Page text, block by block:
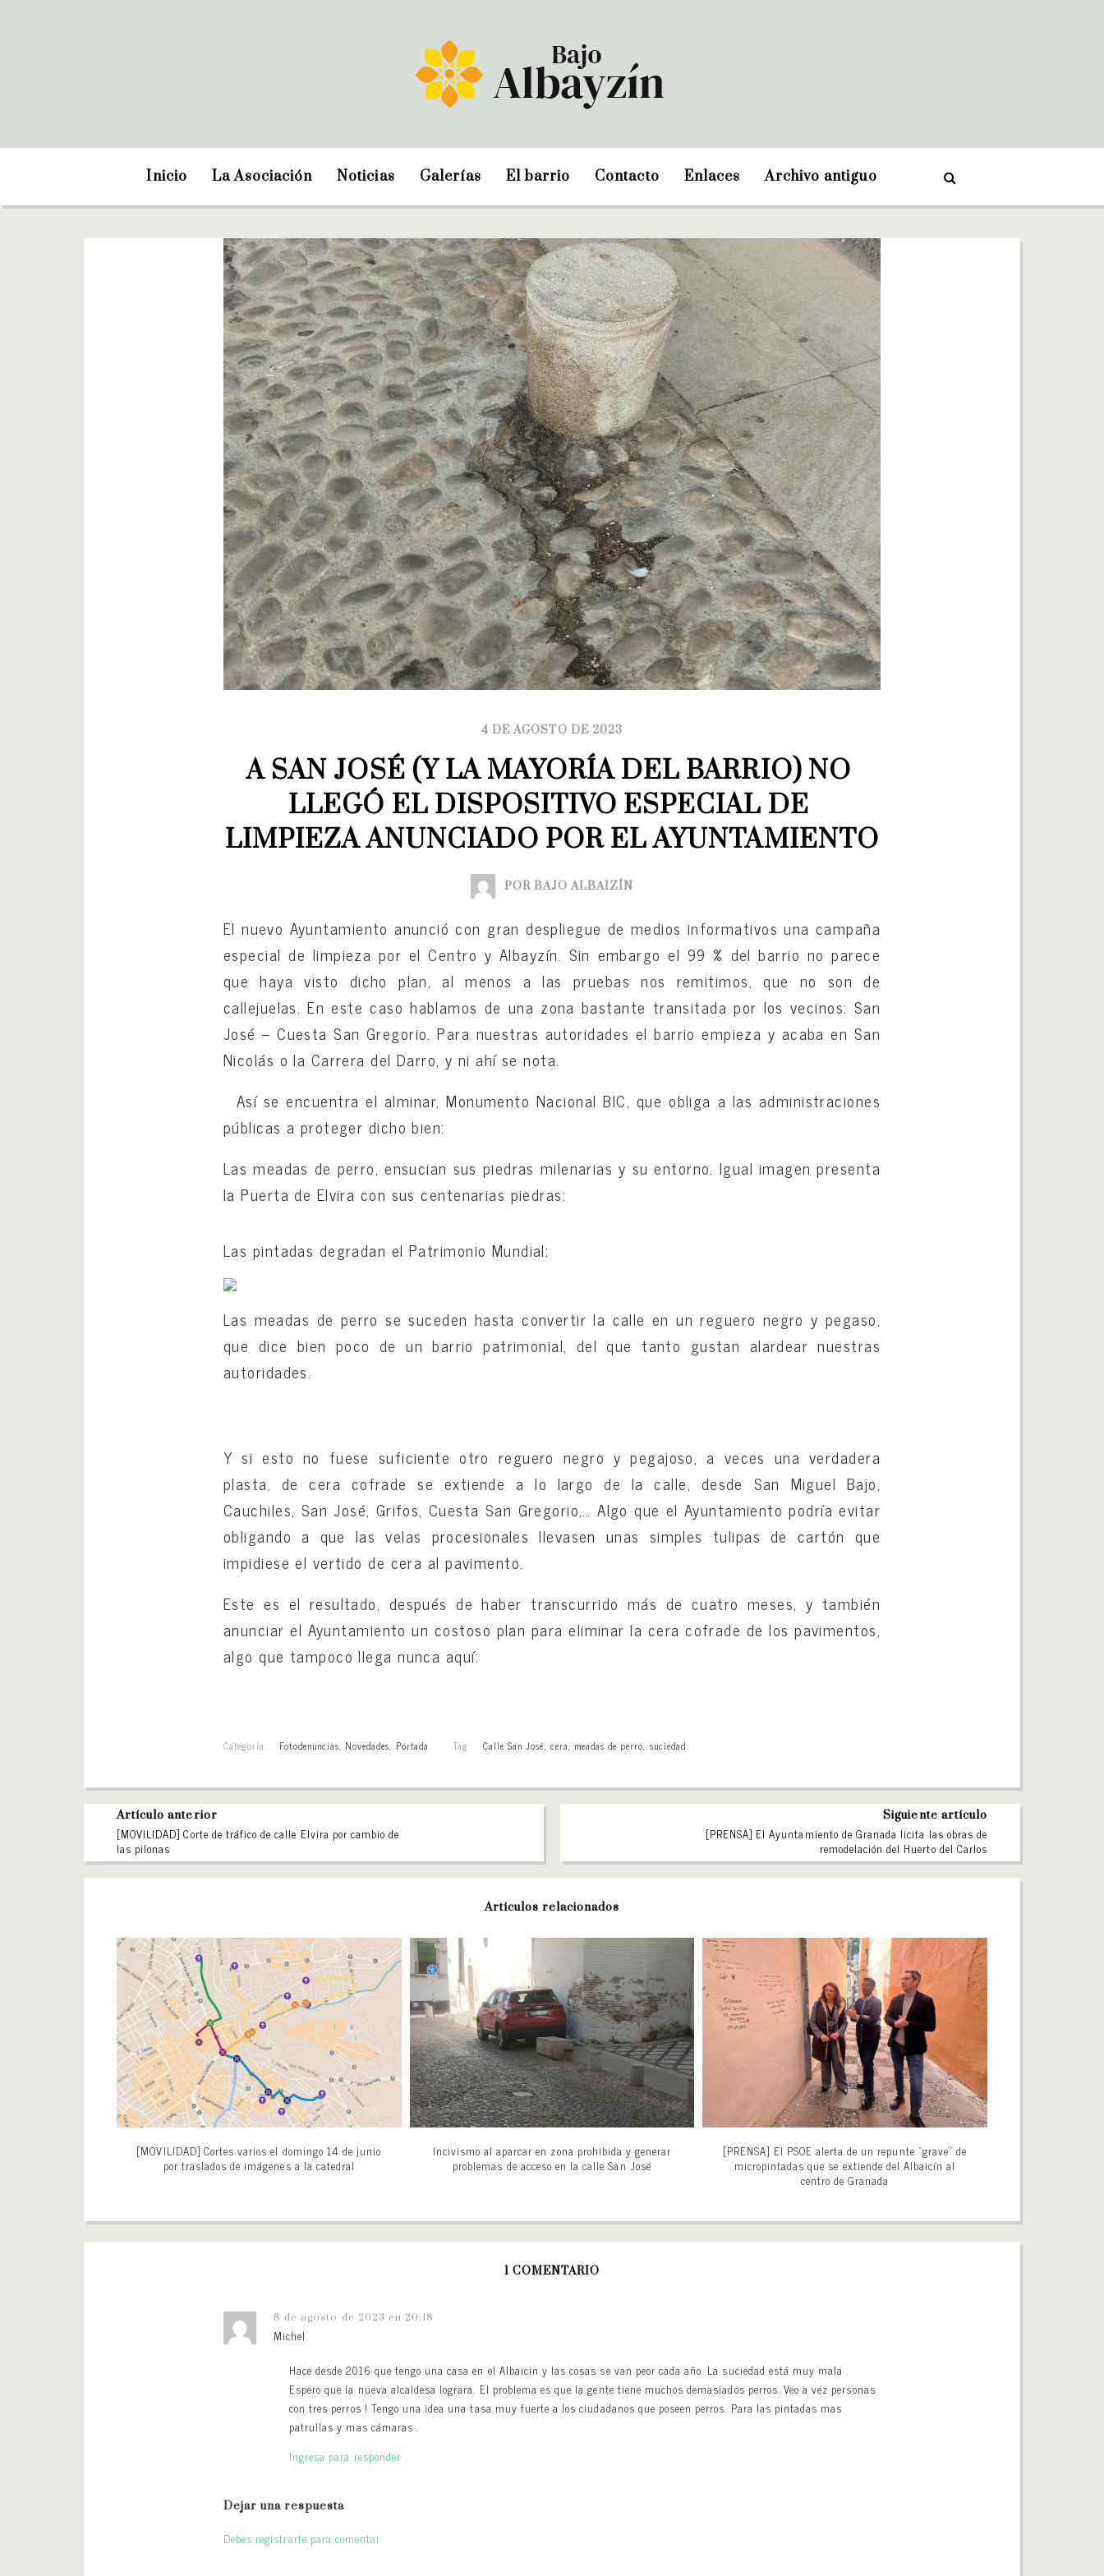
Inicio La Asociación Noticias Galerías El barrio Contacto Enlaces Archivo antiguo
4 DE AGOSTO DE 2023
A SAN JOSÉ (Y LA MAYORÍA DEL BARRIO) NO
LLEGÓ EL DISPOSITIVO ESPECIAL DE
LIMPIEZA ANUNCIADO POR EL AYUNTAMIENTO
POR BAJO ALBAIZÍN
El nuevo Ayuntamiento anunció con gran despliegue de medios informativos una campaña
especial de limpieza por el Centro y Albayzín. Sin embargo el 99 % del barrio no parece
que haya visto dicho plan, al menos a las pruebas nos remitimos, que no son de
callejuelas. En este caso hablamos de una zona bastante transitada por los vecinos: San
José – Cuesta San Gregorio. Para nuestras autoridades el barrio empieza y acaba en San
Nicolás o la Carrera del Darro, y ni ahí se nota.
Así se encuentra el alminar, Monumento Nacional BIC, que obliga a las administraciones
públicas a proteger dicho bien:
Las meadas de perro, ensucian sus piedras milenarias y su entorno. Igual imagen presenta
la Puerta de Elvira con sus centenarias piedras:
Las pintadas degradan el Patrimonio Mundial:
Las meadas de perro se suceden hasta convertir la calle en un reguero negro y pegaso,
que dice bien poco de un barrio patrimonial, del que tanto gustan alardear nuestras
autoridades.
Y si esto no fuese suficiente otro reguero negro y pegajoso, a veces una verdadera
plasta, de cera cofrade se extiende a lo largo de la calle, desde San Miguel Bajo,
Cauchiles, San José, Grifos, Cuesta San Gregorio,… Algo que el Ayuntamiento podría evitar
obligando a que las velas procesionales llevasen unas simples tulipas de cartón que
impidiese el vertido de cera al pavimento.
Este es el resultado, después de haber transcurrido más de cuatro meses, y también
anunciar el Ayuntamiento un costoso plan para eliminar la cera cofrade de los pavimentos,
algo que tampoco llega nunca aquí:
Categoría: Fotodenuncias, Novedades, Portada Tag: Calle San José, cera, meadas de perro, suciedad
Artículo anterior
[MOVILIDAD] Corte de tráfico de calle Elvira por cambio de
las pilonas
Siguiente artículo
[PRENSA] El Ayuntamiento de Granada licita las obras de
remodelación del Huerto del Carlos
Artículos relacionados
[MOVILIDAD] Cortes varios el domingo 14 de junio
por traslados de imágenes a la catedral
Incivismo al aparcar en zona prohibida y generar
problemas de acceso en la calle San José
[PRENSA] El PSOE alerta de un repunte “grave” de
micropintadas que se extiende del Albaicín al
centro de Granada
1 COMENTARIO
8 de agosto de 2023 en 20:18
Michel
Hace desde 2016 que tengo una casa en el Albaicin y las cosas se van peor cada año. La suciedad está muy mala .
Espero que la nueva alcaldesa lograra. El problema es que la gente tiene muchos demasiados perros. Veo a vez personas
con tres perros ! Tengo una idea una tasa muy fuerte a los ciudadanos que poseen perros. Para las pintadas mas
patrullas y mas cámaras .
Ingresa para responder
Dejar una respuesta
Debes registrarte para comentar.